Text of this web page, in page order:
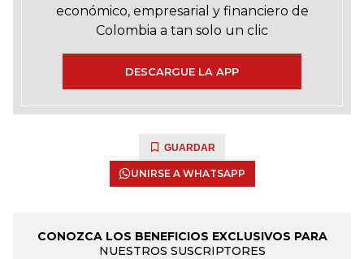
económico, empresarial y financiero de
Colombia a tan solo un clic
DESCARGUE LA APP
GUARDAR
UNIRSE A WHATSAPP
CONOZCA LOS BENEFICIOS EXCLUSIVOS PARA
NUESTROS SUSCRIPTORES